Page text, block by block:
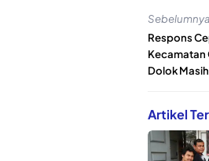
Sebelumnya
Respons
Kecamatan
Dolok
Artikel